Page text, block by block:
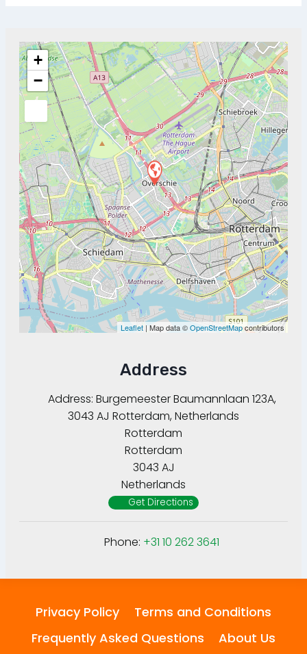
+
−
Leaflet | Map data ©OpenStreetMapcontributors
Address
Address: Burgemeester Baumannlaan 123A,
3043 AJ Rotterdam, Netherlands
Rotterdam
Rotterdam
3043 AJ
Netherlands
Get Directions
Phone: +31 10 262 3641
Privacy Policy
Terms and Conditions
Frequently Asked Questions
About Us